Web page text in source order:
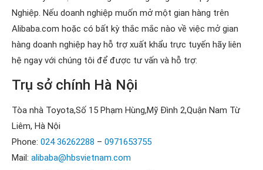
Nghiệp. Nếu doanh nghiệp muốn mở một gian hàng trên
Alibaba.com hoặc có bất kỳ thắc mắc nào về việc mở gian
hàng doanh nghiệp hay hỗ trợ xuất khẩu trực tuyến hãy liên
hệ ngay với chúng tôi để được tư vấn và hỗ trợ:
Trụ sở chính Hà Nội
Tòa nhà Toyota,Số 15 Phạm Hùng,Mỹ Đình 2,Quận Nam Từ
Liêm, Hà Nội
Phone: 024 36262288 – 0971653755
Mail: alibaba@hbsvietnam.com